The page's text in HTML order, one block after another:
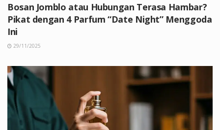
Bosan Jomblo atau Hubungan Terasa Hambar?
Pikat dengan 4 Parfum “Date Night” Menggoda
Ini
29/11/2025